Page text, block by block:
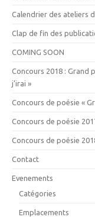
Calendrier des ateliers
Clap de fin des
COMING SOON
Concours 2018 : Grand
j’irai »
Concours de poésie «
Concours de poésie
Concours de poésie
Contact
Evenements
Catégories
Emplacements